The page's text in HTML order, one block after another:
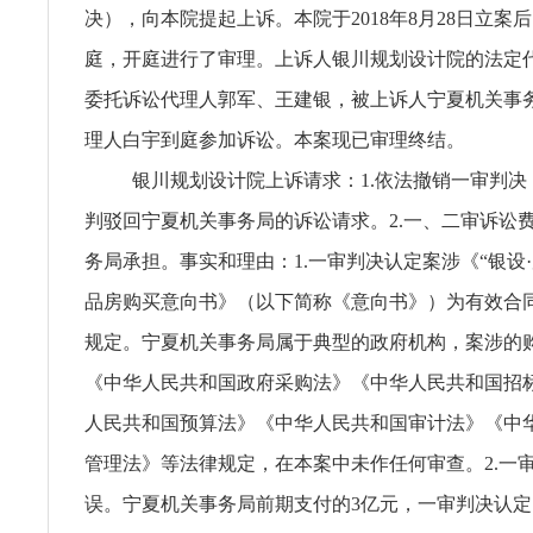
决），向本院提起上诉。本院于2018年8月28日立案
庭，开庭进行了审理。上诉人银川规划设计院的法定
委托诉讼代理人郭军、王建银，被上诉人宁夏机关事
理人白宇到庭参加诉讼。本案现已审理终结。
银川规划设计院上诉请求：1.依法撤销一审判
判驳回宁夏机关事务局的诉讼请求。2.一、二审诉讼
务局承担。事实和理由：1.一审判决认定案涉《“银设
品房购买意向书》（以下简称《意向书》）为有效合
规定。宁夏机关事务局属于典型的政府机构，案涉的
《中华人民共和国政府采购法》《中华人民共和国招
人民共和国预算法》《中华人民共和国审计法》《中
管理法》等法律规定，在本案中未作任何审查。2.一
误。宁夏机关事务局前期支付的3亿元，一审判决认